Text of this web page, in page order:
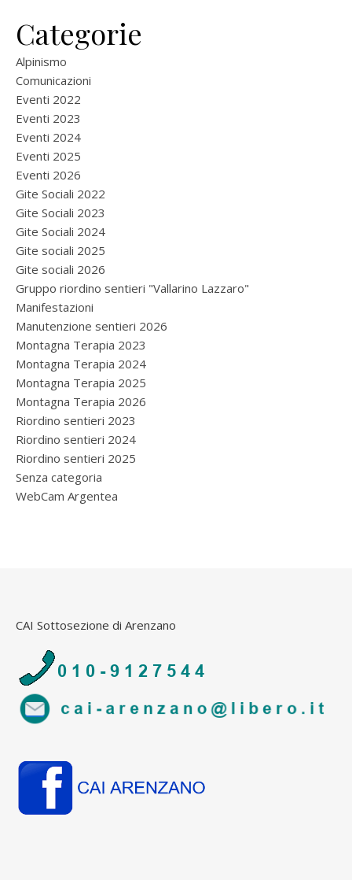
Categorie
Alpinismo
Comunicazioni
Eventi 2022
Eventi 2023
Eventi 2024
Eventi 2025
Eventi 2026
Gite Sociali 2022
Gite Sociali 2023
Gite Sociali 2024
Gite sociali 2025
Gite sociali 2026
Gruppo riordino sentieri "Vallarino Lazzaro"
Manifestazioni
Manutenzione sentieri 2026
Montagna Terapia 2023
Montagna Terapia 2024
Montagna Terapia 2025
Montagna Terapia 2026
Riordino sentieri 2023
Riordino sentieri 2024
Riordino sentieri 2025
Senza categoria
WebCam Argentea
CAI Sottosezione di Arenzano